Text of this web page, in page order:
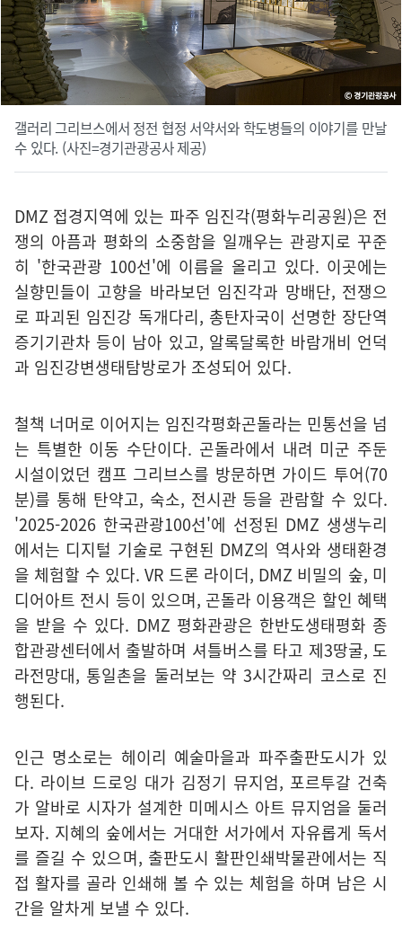
갤러리 그리브스에서 정전 협정 서약서와 학도병들의 이야기를 만날
수 있다. (사진=경기관광공사 제공)
DMZ 접경지역에 있는 파주 임진각(평화누리공원)은 전
쟁의 아픔과 평화의 소중함을 일깨우는 관광지로 꾸준
히 '한국관광 100선'에 이름을 올리고 있다. 이곳에는
실향민들이 고향을 바라보던 임진각과 망배단, 전쟁으
로 파괴된 임진강 독개다리, 총탄자국이 선명한 장단역
증기기관차 등이 남아 있고, 알록달록한 바람개비 언덕
과 임진강변생태탐방로가 조성되어 있다.
철책 너머로 이어지는 임진각평화곤돌라는 민통선을 넘
는 특별한 이동 수단이다. 곤돌라에서 내려 미군 주둔
시설이었던 캠프 그리브스를 방문하면 가이드 투어(70
분)를 통해 탄약고, 숙소, 전시관 등을 관람할 수 있다.
'2025-2026 한국관광100선'에 선정된 DMZ 생생누리
에서는 디지털 기술로 구현된 DMZ의 역사와 생태환경
을 체험할 수 있다. VR 드론 라이더, DMZ 비밀의 숲, 미
디어아트 전시 등이 있으며, 곤돌라 이용객은 할인 혜택
을 받을 수 있다. DMZ 평화관광은 한반도생태평화 종
합관광센터에서 출발하며 셔틀버스를 타고 제3땅굴, 도
라전망대, 통일촌을 둘러보는 약 3시간짜리 코스로 진
행된다.
인근 명소로는 헤이리 예술마을과 파주출판도시가 있
다. 라이브 드로잉 대가 김정기 뮤지엄, 포르투갈 건축
가 알바로 시자가 설계한 미메시스 아트 뮤지엄을 둘러
보자. 지혜의 숲에서는 거대한 서가에서 자유롭게 독서
를 즐길 수 있으며, 출판도시 활판인쇄박물관에서는 직
접 활자를 골라 인쇄해 볼 수 있는 체험을 하며 남은 시
간을 알차게 보낼 수 있다.